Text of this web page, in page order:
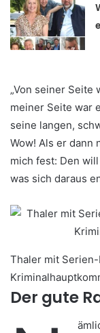
„Von seiner Seite
meiner Seite war
seine langen,
Wow! Als er dann
mich fest: Den
was sich daraus
Thaler mit
Der gute